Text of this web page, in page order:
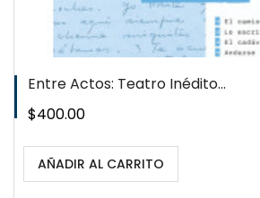
Entre Actos: Teatro Inédito...
Precio
$400.00
AÑADIR AL CARRITO